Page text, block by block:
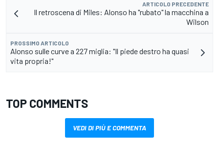
ARTICOLO PRECEDENTE
Il retroscena di Miles: Alonso ha "rubato" la macchina a
Wilson
PROSSIMO ARTICOLO
Alonso sulle curve a 227 miglia: "Il piede destro ha quasi
vita propria!"
TOP COMMENTS
VEDI DI PIÙ E COMMENTA